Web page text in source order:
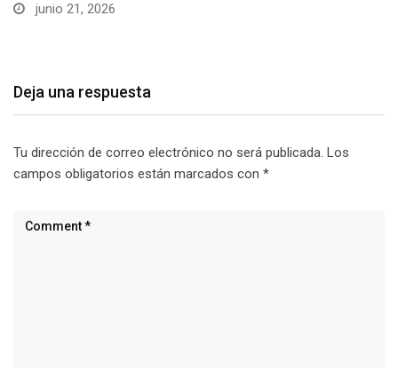
junio 21, 2026
Deja una respuesta
Tu dirección de correo electrónico no será publicada. Los
campos obligatorios están marcados con *